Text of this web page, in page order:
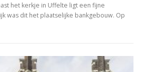
het kerkje in Uffelte ligt een fijne
was dit het plaatselijke bankgebouw. Op